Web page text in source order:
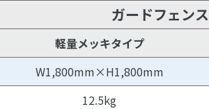
ガードフェンス
軽量メッキタイプ
W1,800mm×H1,800mm
12.5kg